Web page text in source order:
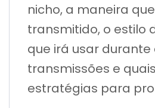
nicho, a maneira
transmitido, o estilo
que irá usar durante
transmissões e
estratégias para